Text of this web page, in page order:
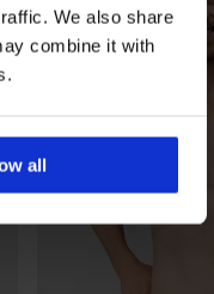
We also share
combine it with
all